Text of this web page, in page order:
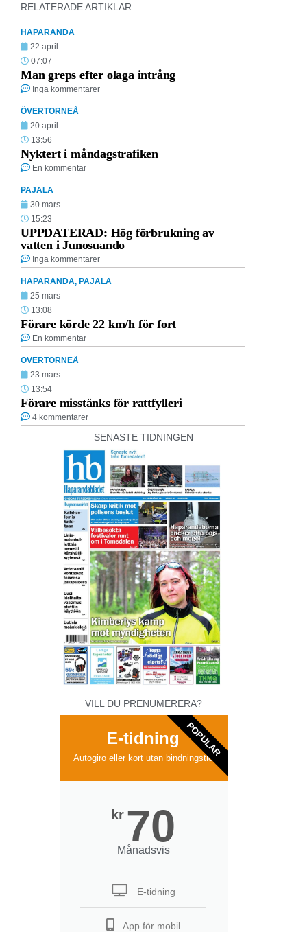
RELATERADE ARTIKLAR
HAPARANDA
22 april
07:07
Man greps efter olaga intrång
Inga kommentarer
ÖVERTORNEÅ
20 april
13:56
Nyktert i måndagstrafiken
En kommentar
PAJALA
30 mars
15:23
UPPDATERAD: Hög förbrukning av
vatten i Junosuando
Inga kommentarer
HAPARANDA, PAJALA
25 mars
13:08
Förare körde 22 km/h för fort
En kommentar
ÖVERTORNEÅ
23 mars
13:54
Förare misstänks för rattfylleri
4 kommentarer
SENASTE TIDNINGEN
VILL DU PRENUMERERA?
E-tidning
Autogiro eller kort utan bindningstid
kr 70
Månadsvis
E-tidning
App för mobil
POPULAR